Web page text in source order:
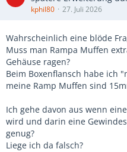
kphil80 27. Juli 2026
Wahrscheinlich eine blöde
Muss man Rampa Muffen
Gehäuse ragen?
Beim Boxenflansch habe ich
meine Ramp Muffen sind
Ich gehe davon aus wenn
wird und darin eine
genug?
Liege ich da falsch?